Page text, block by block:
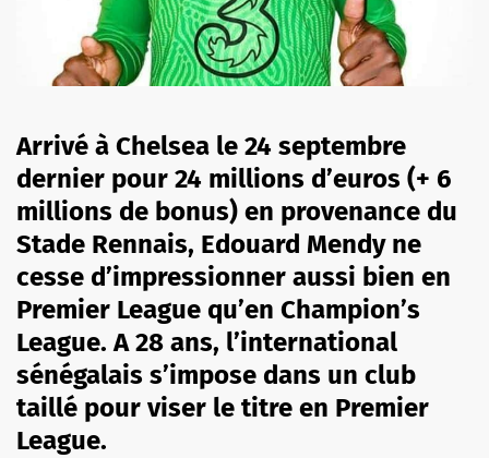
Arrivé à Chelsea le 24 septembre
dernier pour 24 millions d’euros (+ 6
millions de bonus) en provenance du
Stade Rennais, Edouard Mendy ne
cesse d’impressionner aussi bien en
Premier League qu’en Champion’s
League.A 28 ans, l’international
sénégalais s’impose dans un club
taillé pour viser le titre en Premier
League.